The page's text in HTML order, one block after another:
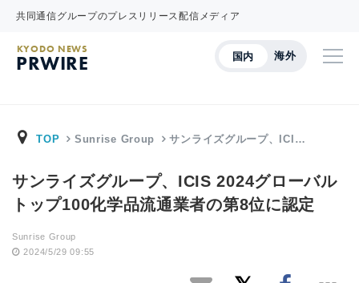
共同通信グループのプレスリリース配信メディア
国内 海外
KYODO NEWS
PRWIRE
TOP Sunrise Group サンライズグループ、ICI…
サンライズグループ、ICIS 2024グローバル
トップ100化学品流通業者の第8位に認定
Sunrise Group
2024/5/29 09:55